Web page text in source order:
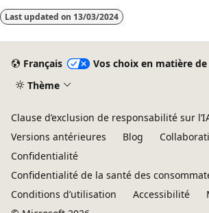
Last updated on 13/03/2024
Français
Vos choix en matière
Thème
Clause d’exclusion de responsabilité sur
Versions antérieures
Blog
Confidentialité
Confidentialité de la santé des
Conditions d’utilisation
Accessibilité